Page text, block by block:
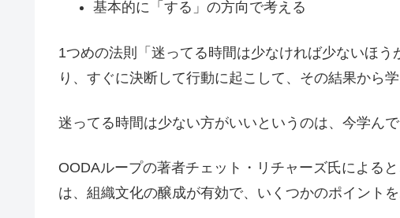
基本的に「する」の方向で考える
1つめの法則「迷ってる時間は少なければ少ないほ
り、すぐに決断して行動に起こして、その結果から
迷ってる時間は少ない方がいいというのは、今学ん
OODAループの著者チェット・リチャーズ氏による
は、組織文化の醸成が有効で、いくつかのポイントを